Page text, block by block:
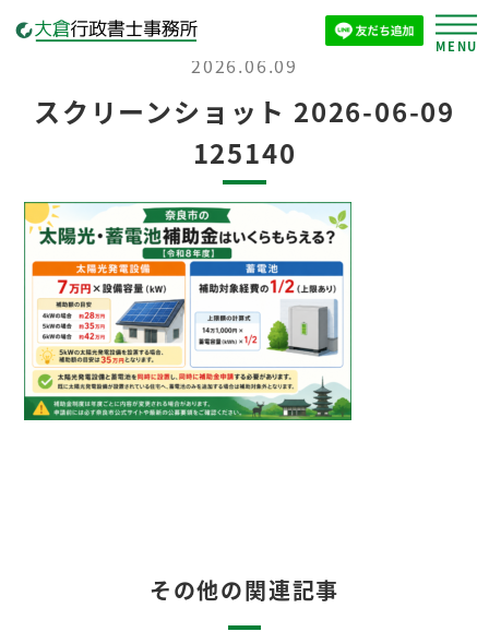
2026.06.09
スクリーンショット 2026-06-09
125140
その他の関連記事